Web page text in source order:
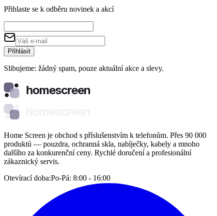
Přihlaste se k odběru novinek a akcí
Přihlásit
Slibujeme: žádný spam, pouze aktuální akce a slevy.
homescreen
Home Screen je obchod s příslušenstvím k telefonům. Přes 90 000
produktů — pouzdra, ochranná skla, nabíječky, kabely a mnoho
dalšího za konkurenční ceny. Rychlé doručení a profesionální
zákaznický servis.
Otevírací doba:Po-Pá: 8:00 - 16:00